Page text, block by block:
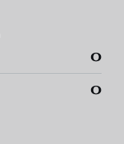
0
0